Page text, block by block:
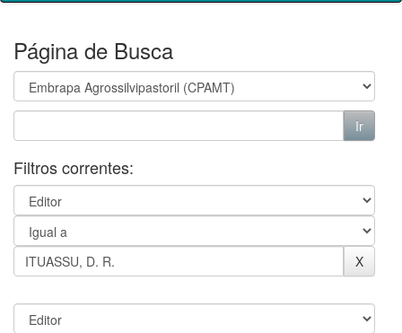
Página de Busca
Filtros correntes: